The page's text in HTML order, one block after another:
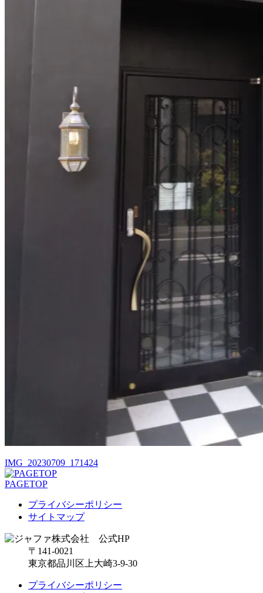
IMG_20230709_171424
PAGETOP
プライバシーポリシー
サイトマップ
〒141-0021
東京都品川区上大崎3-9-30
プライバシーポリシー